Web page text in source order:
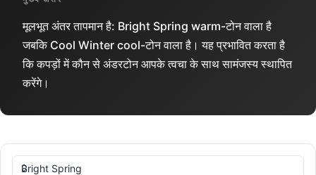
मूलभूत अंतर तापमान है: Bright Spring warm-टोन वाला है
जबकि Cool Winter cool-टोन वाला है। यह प्रभावित करता है
कि कपड़ों में कौन से अंडरटोन आपके त्वचा के साथ सामंजस्य स्थापित
करेंगे।